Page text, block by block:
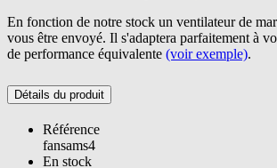
En fonction de notre stock un ventilateur de
vous être envoyé. Il s'adaptera parfaitement à
de performance équivalente (voir exemple).
Détails du produit
Référence
fansams4
En stock